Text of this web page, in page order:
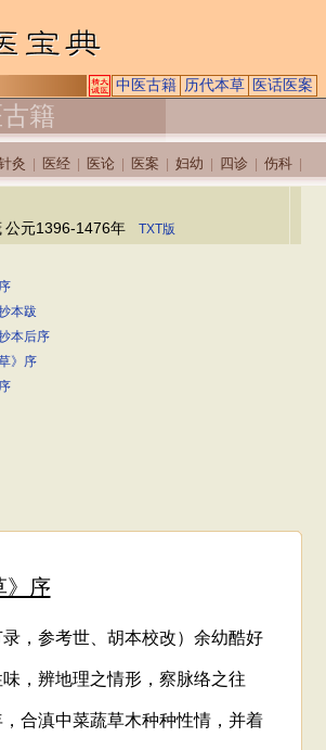
中医古籍 历代本草 医话医案
籍
灸 医经 医论 医案 妇幼 四诊 伤科
公元1396-1476年 TXT版
本跋
本后序
》序